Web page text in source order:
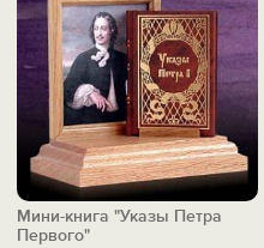
Мини-книга "Указы Петра
Первого"